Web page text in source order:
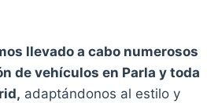
llevado a cabo numerosos
de vehículos en Parla y toda
adaptándonos al estilo y